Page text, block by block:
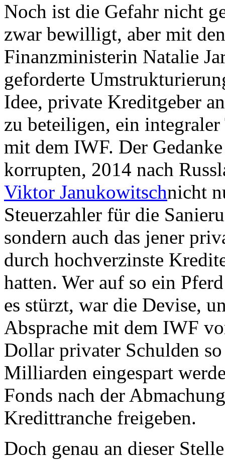
Noch ist die Gefahr nicht
zwar bewilligt, aber mit
Finanzministerin Natalie
geforderte
Idee, private Kreditgeber
zu beteiligen, ein
mit dem IWF. Der
korrupten, 2014 nach
Viktor Janukowitschnicht
Steuerzahler für die
sondern auch das jener
durch hochverzinste
hatten. Wer auf so ein
es stürzt, war die Devise,
Absprache mit dem IWF
Dollar privater Schulden
Milliarden eingespart
Fonds nach der
Kredittranche freigeben.
Doch genau an dieser